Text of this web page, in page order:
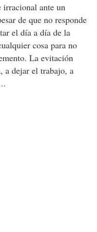
irracional ante un
de que no responde
el día a día de la
cosa para no
La evitación
a dejar el trabajo, a